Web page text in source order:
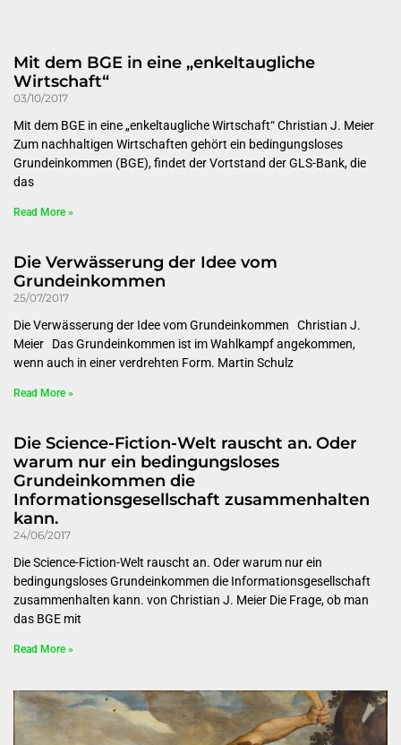
Mit dem BGE in eine „enkeltaugliche
Wirtschaft“
03/10/2017
Mit dem BGE in eine „enkeltaugliche Wirtschaft“ Christian J. Meier
Zum nachhaltigen Wirtschaften gehört ein bedingungsloses
Grundeinkommen (BGE), findet der Vortstand der GLS-Bank, die
das
Read More »
Die Verwässerung der Idee vom
Grundeinkommen
25/07/2017
Die Verwässerung der Idee vom Grundeinkommen Christian J.
Meier Das Grundeinkommen ist im Wahlkampf angekommen,
wenn auch in einer verdrehten Form. Martin Schulz
Read More »
Die Science-Fiction-Welt rauscht an. Oder
warum nur ein bedingungsloses
Grundeinkommen die
Informationsgesellschaft zusammenhalten
kann.
24/06/2017
Die Science-Fiction-Welt rauscht an. Oder warum nur ein
bedingungsloses Grundeinkommen die Informationsgesellschaft
zusammenhalten kann. von Christian J. Meier Die Frage, ob man
das BGE mit
Read More »